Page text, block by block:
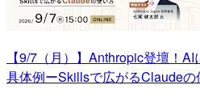
【9/7（月）】Anthropic登壇！
具体例ーSkillsで広がるClaudeの